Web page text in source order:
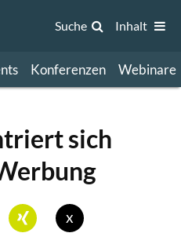
Konferenzen Webinare
Suche Inhalt
sich
x